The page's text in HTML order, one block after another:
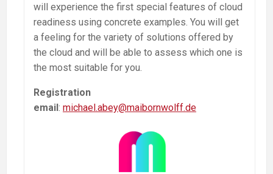
will experience the first special features of cloud
readiness using concrete examples. You will get
a feeling for the variety of solutions offered by
the cloud and will be able to assess which one is
the most suitable for you.
Registration
email: michael.abey@maibornwolff.de